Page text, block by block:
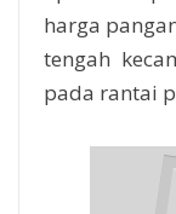
harga
tengah
pada rantai